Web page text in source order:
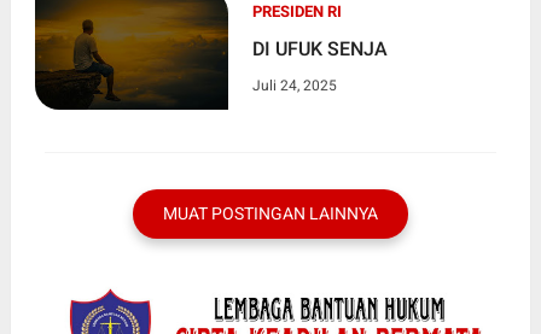
PRESIDEN RI
DI UFUK SENJA
Juli 24, 2025
MUAT POSTINGAN LAINNYA